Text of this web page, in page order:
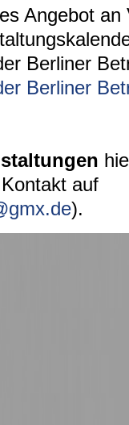
Angebot
Berliner
Berliner
auf
).